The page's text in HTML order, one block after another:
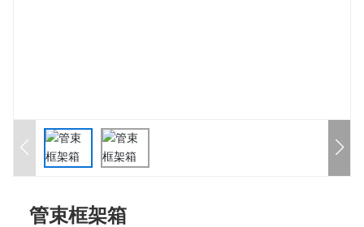
管束框架箱